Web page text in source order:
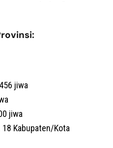
jiwa
jiwa
Kabupaten/Kota